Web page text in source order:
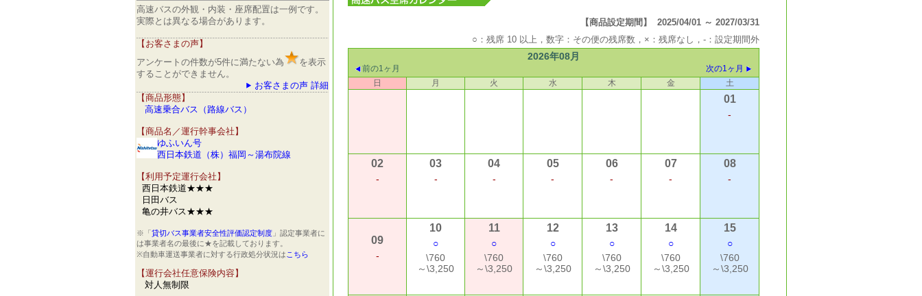
高速バスの外観・内装・座席配置は一例です。
実際とは異なる場合があります。
【お客さまの声】
アンケートの件数が5件に満たない為
を表示
することができません。
お客さまの声 詳細
【商品形態】
高速乗合バス（路線バス）
【商品名／運行幹事会社】
ゆふいん号
西日本鉄道（株）福岡～湯布院線
【利用予定運行会社】
西日本鉄道★★★
日田バス
亀の井バス★★★
※「貸切バス事業者安全性評価認定制度」認定事業者に
は事業者名の最後に★を記載しております。
※自動車運送事業者に対する行政処分状況は こちら
【運行会社任意保険内容】
対人無制限
【商品設定期間】 2025/04/01 ～ 2027/03/31
○：残席 10 以上，数字：その便の残席数，×：残席なし，-：設定期間外
2026年08月
前の1ヶ月
次の1ヶ月
日
月 火 水 木 金 土
01
-
02
-
03
-
04
-
05
-
06
-
07
-
08
-
09
-
10
○
\760
～\3,250
11
○
\760
～\3,250
12
○
\760
～\3,250
13
○
\760
～\3,250
14
○
\760
～\3,250
15
○
\760
～\3,250